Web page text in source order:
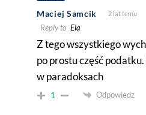
Maciej Samcik 2 lat temu
Reply to Ela
Z tego wszystkiego
po prostu część
w paradoksach
1 Odpowiedz